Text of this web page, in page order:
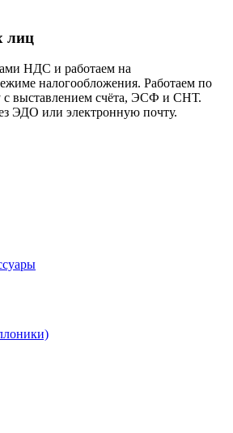
лиц
НДС и работаем на
налогообложения. Работаем по
с выставлением счёта, ЭСФ и СНТ.
ЭДО или электронную почту.